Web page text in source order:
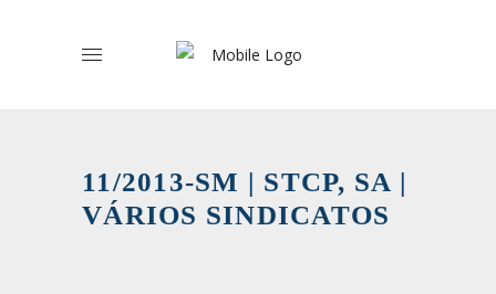
11/2013-SM | STCP, SA |
VÁRIOS SINDICATOS